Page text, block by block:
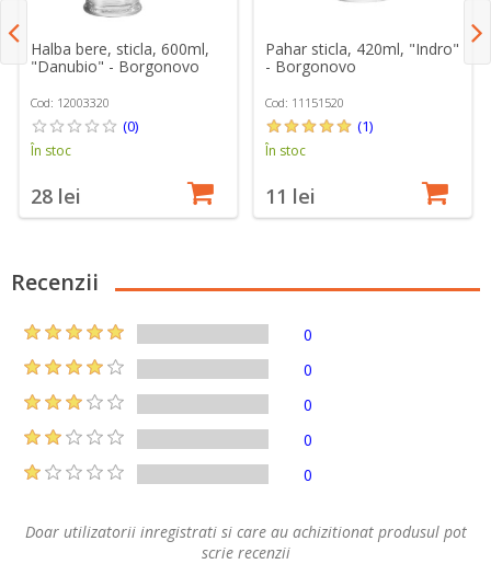
Halba bere, sticla, 600ml,
"Danubio" - Borgonovo
Cod: 12003320
(0)
În stoc
28 lei
Pahar sticla, 420ml, "Indro"
- Borgonovo
Cod: 11151520
(1)
În stoc
11 lei
Recenzii
0
0
0
0
0
Doar utilizatorii inregistrati si care au achizitionat produsul pot
scrie recenzii